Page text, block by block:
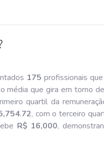
175 profissionais
média que gira em torno de
quartil da
.72, com o terceiro
R$ 16,000,